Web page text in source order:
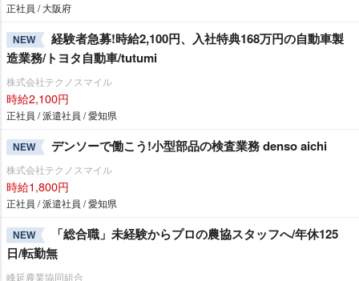
正社員 / 大阪府
NEW
経験者急募!時給2,100円、入社特典168万円の自動車製
造業務/トヨタ自動車/tutumi
株式会社テクノスマイル
時給2,100円
正社員 / 派遣社員 / 愛知県
NEW デンソーで働こう!小型部品の検査業務 denso aichi
株式会社テクノスマイル
時給1,800円
正社員 / 派遣社員 / 愛知県
NEW
「総合職」未経験からプロの農協スタッフへ/年休125
日/転勤無
峰延農業協同組合